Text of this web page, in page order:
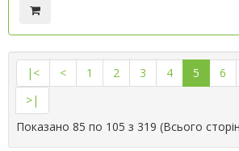
|< < 1 2 3 4 5 6
>|
Показано 85 по 105 з 319 (Всього